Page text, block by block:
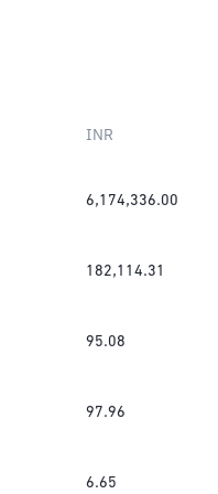
INR
6,174,336.00
182,114.31
95.08
97.96
6.65